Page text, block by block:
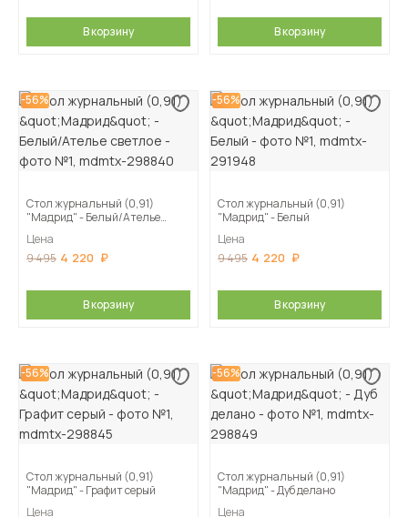
В корзину В корзину
-56%
Стол журнальный (0,91)
"Мадрид" - Белый/Ателье
Цена
9 495 4 220
В корзину
-56%
Стол журнальный (0,91)
"Мадрид" - Белый
Цена
9 495 4 220
В корзину
-56%
Стол журнальный (0,91)
"Мадрид" - Графит серый
Цена
-56%
Стол журнальный (0,91)
"Мадрид" - Дуб делано
Цена